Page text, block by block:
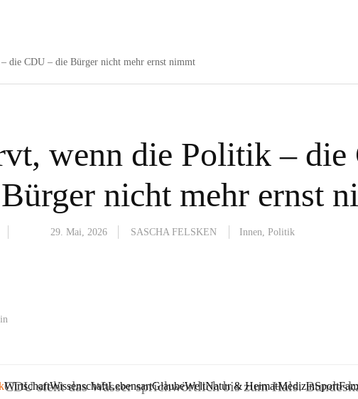
WirtschaftWissenschaftLebensartGlaubeWeltNatur & HeimatMedizinSport
die CDU – die Bürger nicht mehr ernst nimmt
wenn die Politik –
nicht mehr ernst
29. Mai, 2026 SASCHA FELSKEN Innen, Politik
CDU steht das Wasser sprichwörtlich bis zum Hals.